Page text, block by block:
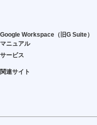
Google Workspace（旧G Suite）
マニュアル
サービス
関連サイト